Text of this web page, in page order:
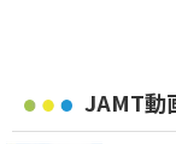
JAMT動